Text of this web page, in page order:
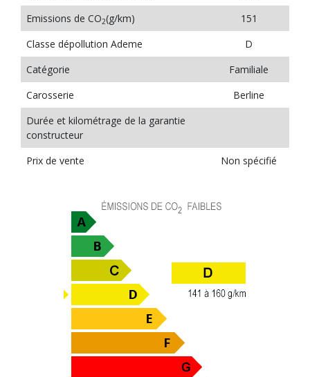
Emissions de CO2(g/km)
151
Classe dépollution Ademe
D
Catégorie
Familiale
Carosserie
Berline
Durée et kilométrage de la garantie
constructeur
Prix de vente
Non spécifié